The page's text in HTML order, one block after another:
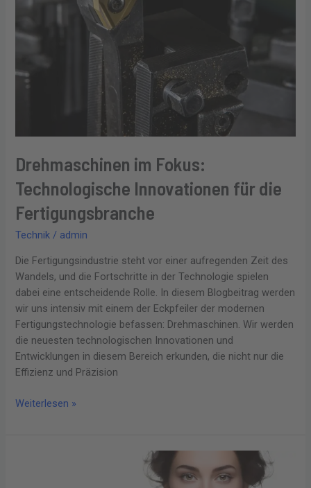
Drehmaschinen im Fokus:
Technologische Innovationen für die
Fertigungsbranche
Technik / admin
Die Fertigungsindustrie steht vor einer aufregenden Zeit des
Wandels, und die Fortschritte in der Technologie spielen
dabei eine entscheidende Rolle. In diesem Blogbeitrag werden
wir uns intensiv mit einem der Eckpfeiler der modernen
Fertigungstechnologie befassen: Drehmaschinen. Wir werden
die neuesten technologischen Innovationen und
Entwicklungen in diesem Bereich erkunden, die nicht nur die
Effizienz und Präzision
Fertigungsbranche
Weiterlesen »